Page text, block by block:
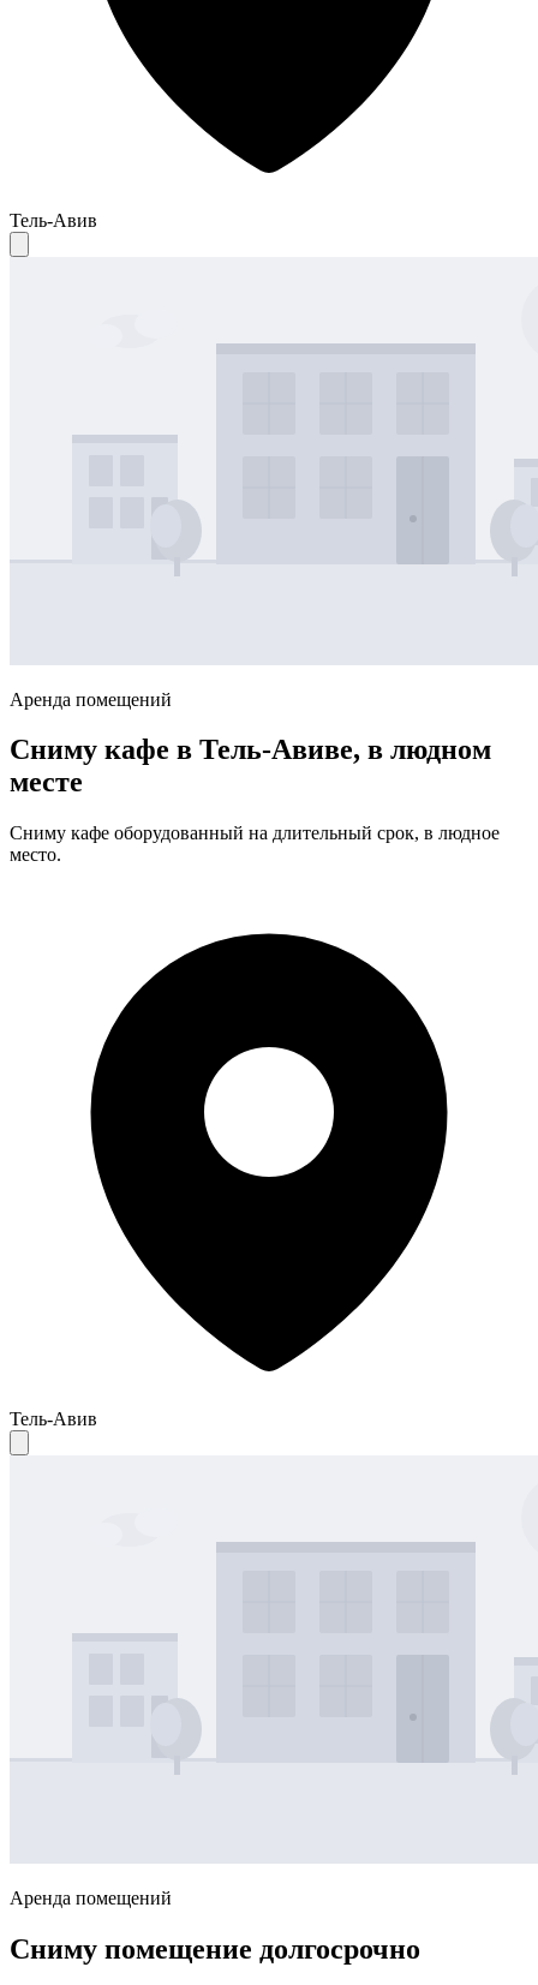
Тель-Авив
Аренда помещений
Сниму кафе в Тель-Авиве, в людном
месте
Сниму кафе оборудованный на длительный срок, в людное
место.
Тель-Авив
Аренда помещений
Сниму помещение долгосрочно